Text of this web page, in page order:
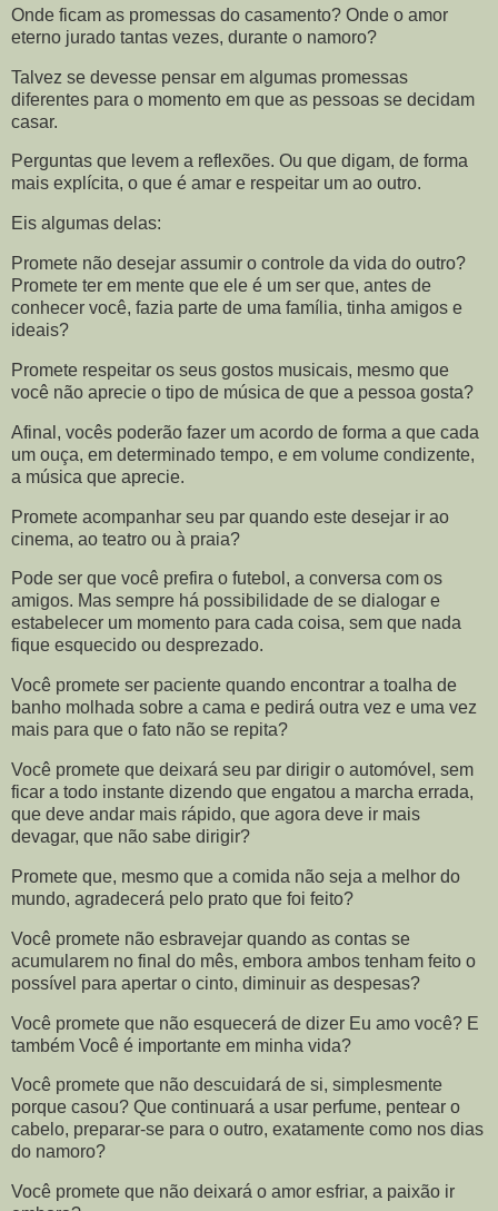
Onde ficam as promessas do casamento? Onde o amor
eterno jurado tantas vezes, durante o namoro?
Talvez se devesse pensar em algumas promessas
diferentes para o momento em que as pessoas se decidam
casar.
Perguntas que levem a reflexões. Ou que digam, de forma
mais explícita, o que é amar e respeitar um ao outro.
Eis algumas delas:
Promete não desejar assumir o controle da vida do outro?
Promete ter em mente que ele é um ser que, antes de
conhecer você, fazia parte de uma família, tinha amigos e
ideais?
Promete respeitar os seus gostos musicais, mesmo que
você não aprecie o tipo de música de que a pessoa gosta?
Afinal, vocês poderão fazer um acordo de forma a que cada
um ouça, em determinado tempo, e em volume condizente,
a música que aprecie.
Promete acompanhar seu par quando este desejar ir ao
cinema, ao teatro ou à praia?
Pode ser que você prefira o futebol, a conversa com os
amigos. Mas sempre há possibilidade de se dialogar e
estabelecer um momento para cada coisa, sem que nada
fique esquecido ou desprezado.
Você promete ser paciente quando encontrar a toalha de
banho molhada sobre a cama e pedirá outra vez e uma vez
mais para que o fato não se repita?
Você promete que deixará seu par dirigir o automóvel, sem
ficar a todo instante dizendo que engatou a marcha errada,
que deve andar mais rápido, que agora deve ir mais
devagar, que não sabe dirigir?
Promete que, mesmo que a comida não seja a melhor do
mundo, agradecerá pelo prato que foi feito?
Você promete não esbravejar quando as contas se
acumularem no final do mês, embora ambos tenham feito o
possível para apertar o cinto, diminuir as despesas?
Você promete que não esquecerá de dizer Eu amo você? E
também Você é importante em minha vida?
Você promete que não descuidará de si, simplesmente
porque casou? Que continuará a usar perfume, pentear o
cabelo, preparar-se para o outro, exatamente como nos dias
do namoro?
Você promete que não deixará o amor esfriar, a paixão ir